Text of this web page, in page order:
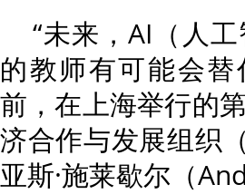
“未来，AI（人
的教师有可能会
前，在上海举行的
济合作与发展组织
亚斯·施莱歇尔（